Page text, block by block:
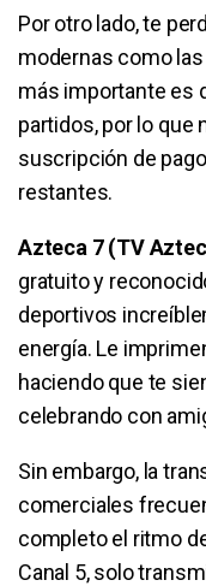
Por otro lado, te
modernas como
más importante es
partidos, por lo que
suscripción de
restantes.
Azteca 7 (TV
gratuito y
deportivos
energía. Le
haciendo que te
celebrando con
Sin embargo, la
comerciales
completo el ritmo
Canal 5, solo